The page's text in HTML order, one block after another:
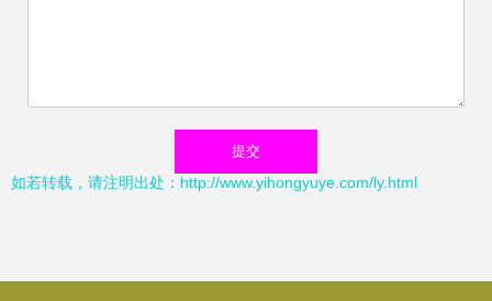
如若转载，请注明出处：http://www.yihongyuye.com/ly.html